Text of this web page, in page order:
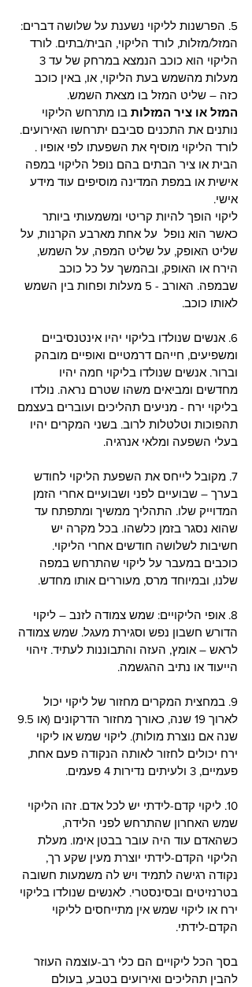
5. הפרשנות לליקוי נשענת על שלושה דברים:
המזל/מזלות, לורד הליקוי, הבית/בתים. לורד
מעלות מהשמש בעת הליקוי, או, באין כוכב
כזה – שליט המזל בו מצאת השמש.
המזל או ציר המזלות בו מתרחש הליקוי
נותנים את התכנים סביבם יתרחשו האירועים.
לורד הליקוי מוסיף את השפעתו לפי אופיו .
הבית או ציר הבתים בהם נופל הליקוי במפה
אישית או במפת המדינה מוסיפים עוד מידע
אישי.
ליקוי הופך להיות קריטי ומשמעותי ביותר
כאשר הוא נופל  על אחת מארבע הקרנות, על
שליט האופק, על שליט המפה, על השמש,
הירח או האופק, ובהמשך על כל כוכב
שבמפה. האורב - 5 מעלות ופחות בין השמש
לאותו כוכב.
6. אנשים שנולדו בליקוי יהיו אינטנסיביים
ומשפיעים, חייהם דרמטיים ואופיים מובהק
וברור. אנשים שנולדו בליקוי חמה יהיו
מחדשים ומביאים משהו שטרם נראה. נולדו
בליקוי ירח - מניעים תהליכים ועוברים בעצמם
תהפוכות וטלטלות לרוב. בשני המקרים יהיו
בעלי השפעה ומלאי אנרגיה.
7. מקובל לייחס את השפעת הליקוי לחודש
בערך – שבועיים לפני ושבועיים אחרי הזמן
המדוייק שלו. התהליך ממשיך ומתפתח עד
שהוא נסגר בזמן כלשהו. בכל מקרה יש
חשיבות לשלושה חודשים אחרי הליקוי.
כוכבים במעבר על ליקוי שהתרחש במפה
שלנו, ובמיוחד מרס, מעוררים אותו מחדש.
8. אופי הליקויים: שמש צמודה לזנב – ליקוי
הדורש חשבון נפש וסגירת מעגל. שמש צמודה
לראש – אומץ, העזה והתבוננות לעתיד. זיהוי
הייעוד או נתיב ההגשמה.
9. במחצית המקרים מחזור של ליקוי יכול
שנה אם נוצרת מולות). ליקוי שמש או ליקוי
ירח יכולים לחזור לאותה הנקודה פעם אחת,
פעמיים, 3 ולעיתים נדירות 4 פעמים.
10. ליקוי קדם-לידתי יש לכל אדם. זהו הליקוי
שמש האחרון שהתרחש לפני הלידה,
כשהאדם עוד היה עובר בבטן אימו. מעלת
הליקוי הקדם-לידתי יוצרת מעין שקע רך,
נקודה רגישה לתמיד ויש לה משמעות חשובה
בטרנזיטים ובסינסטרי. לאנשים שנולדו בליקוי
ירח או ליקוי שמש אין מתייחסים לליקוי
הקדם-לידתי.
בסך הכל ליקויים הם כלי רב-עוצמה העוזר
להבין תהליכים ואירועים בטבע, בעולם